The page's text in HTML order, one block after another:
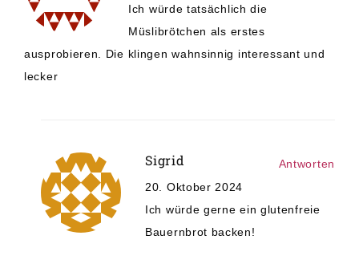
Ich würde tatsächlich die
Müslibrötchen als erstes
ausprobieren. Die klingen wahnsinnig interessant und
lecker
Sigrid
20. Oktober 2024
Ich würde gerne ein glutenfreie
Bauernbrot backen!
Antworten